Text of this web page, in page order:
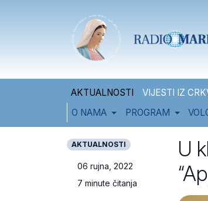
AKTUALNOSTI VIJESTI IZ
O NAMA
PROGRAM
AKTUALNOSTI
06 rujna, 2022
7 minute čitanja
U